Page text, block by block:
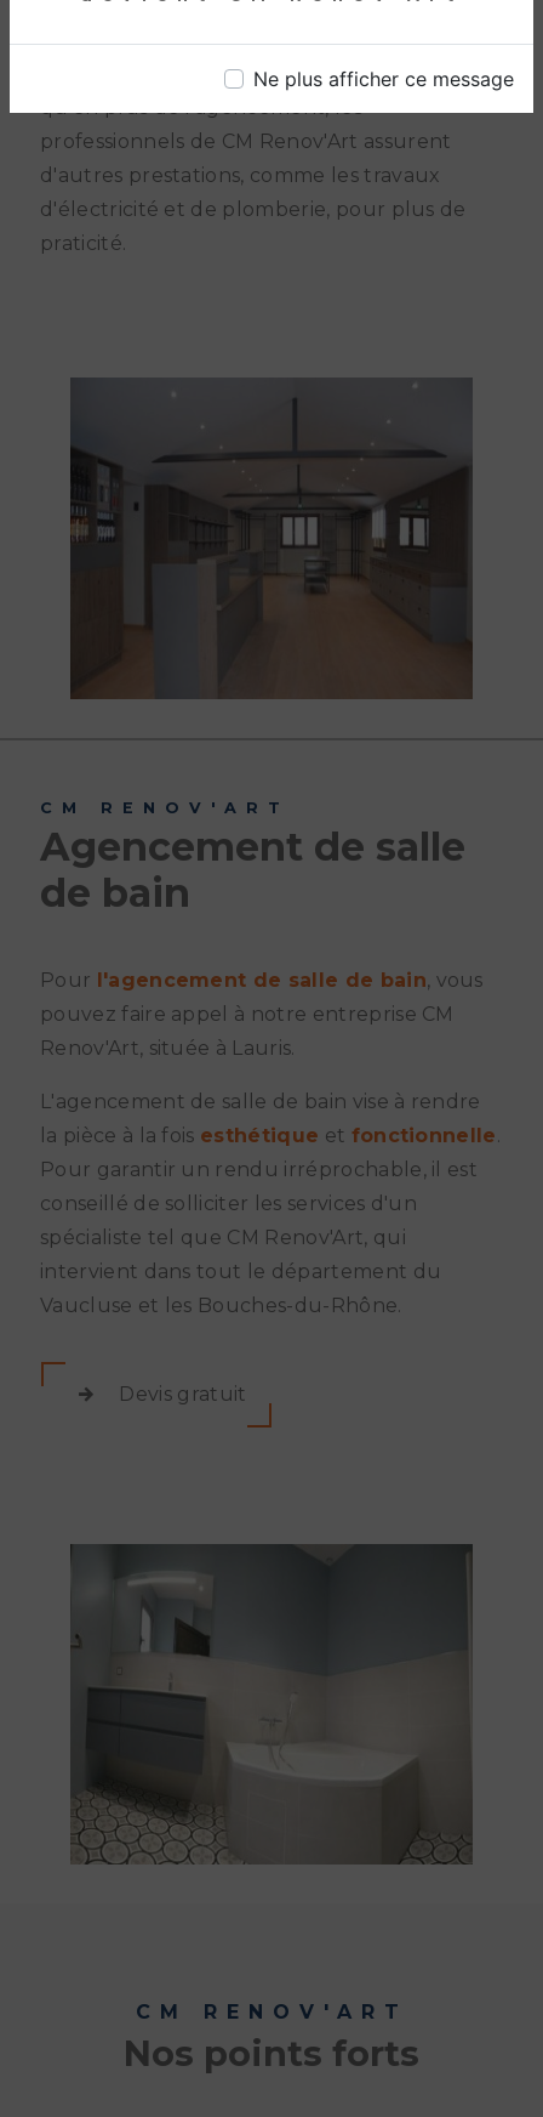
Ne plus afficher ce message
clientèle
, en rendant l'endroit à la fois
agréable et pratique, tout en mettant en
les différents articles proposés. Notons
qu'en plus de l'agencement, les
professionnels de CM Renov'Art assurent
d'autres prestations, comme les travaux
d'électricité et de plomberie, pour plus de
praticité.
CM RENOV'ART
Agencement de salle
de bain
Pour l'agencement de salle de bain, vous
pouvez faire appel à notre entreprise CM
Renov'Art, située à Lauris.
L'agencement de salle de bain vise à rendre
la pièce à la fois esthétique et fonctionnelle.
Pour garantir un rendu irréprochable, il est
conseillé de solliciter les services d'un
spécialiste tel que CM Renov'Art, qui
intervient dans tout le département du
Vaucluse et les Bouches-du-Rhône.
Devis gratuit
CM RENOV'ART
Nos points forts